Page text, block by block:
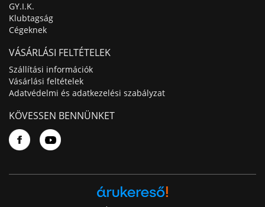
GY.I.K.
Klubtagság
Cégeknek
VÁSÁRLÁSI FELTÉTELEK
Szállítási információk
Vásárlási feltételek
Adatvédelmi és adatkezelési szabályzat
KÖVESSEN BENNÜNKET